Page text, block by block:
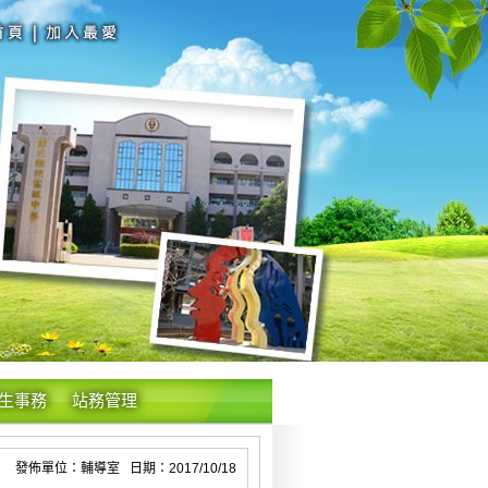
事務 站務管理
發佈單位：輔導室 日期：2017/10/18